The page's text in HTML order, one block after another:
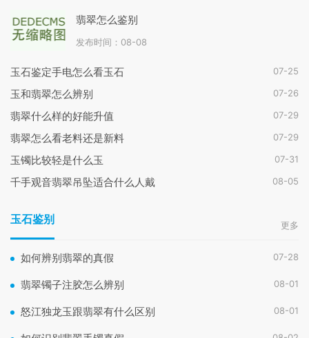
翡翠怎么鉴别
发布时间：08-08
玉石鉴定手电怎么看玉石 07-25
玉和翡翠怎么辨别 07-26
翡翠什么样的好能升值 07-29
翡翠怎么看老料还是新料 07-29
玉镯比较轻是什么玉 07-31
千手观音翡翠吊坠适合什么人戴 08-05
玉石鉴别 更多
如何辨别翡翠的真假 07-28
翡翠镯子注胶怎么辨别 08-01
怒江独龙玉跟翡翠有什么区别 08-01